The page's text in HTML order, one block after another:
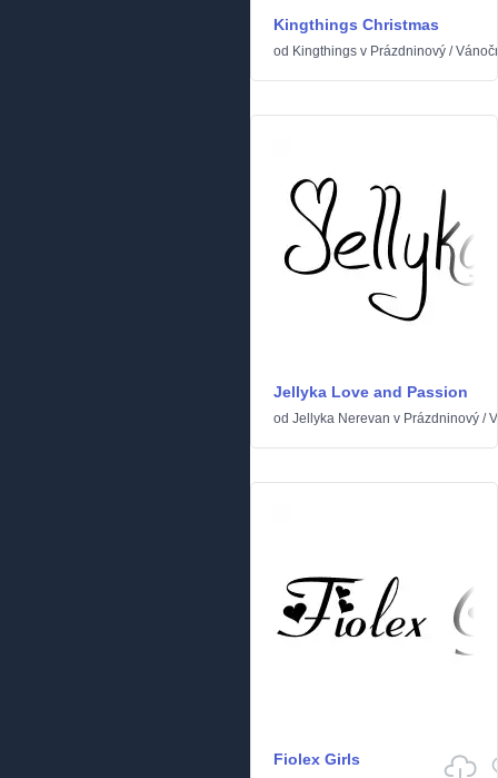
Kingthings Christmas
od Kingthings v Prázdninový /
Jellyka Love and Passion
od Jellyka Nerevan v Prázdninový /
Fiolex Girls